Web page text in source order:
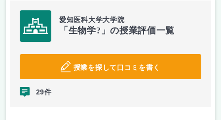
愛知医科大学大学院
「生物学?」の授業評価一覧
授業を探して口コミを書く
29件